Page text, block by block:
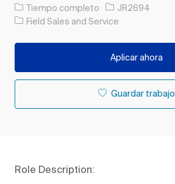
Tipo de trabajo
Tiempo completo ID de trabajo
JR2694
Field Sales and Service
Aplicar ahora
Guardar trabajo
Role Description: